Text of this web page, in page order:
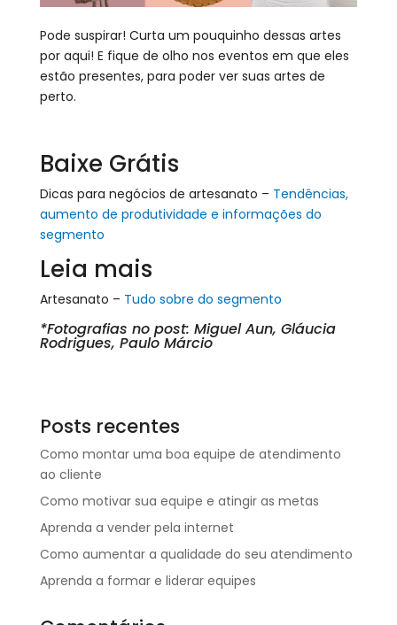
Pode suspirar! Curta um pouquinho dessas artes
por aqui! E fique de olho nos eventos em que eles
estão presentes, para poder ver suas artes de
perto.
Baixe Grátis
Dicas para negócios de artesanato – Tendências,
aumento de produtividade e informações do
segmento
Leia mais
Artesanato – Tudo sobre do segmento
*Fotografias no post: Miguel Aun, Gláucia
Rodrigues, Paulo Márcio
Posts recentes
Como montar uma boa equipe de atendimento
ao cliente
Como motivar sua equipe e atingir as metas
Aprenda a vender pela internet
Como aumentar a qualidade do seu atendimento
Aprenda a formar e liderar equipes